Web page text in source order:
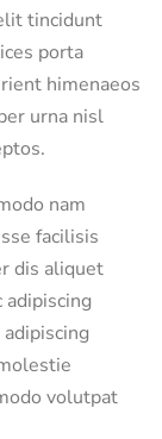
tincidunt
porta
himenaeos
urna nisl
nam
facilisis
dis aliquet
volutpat